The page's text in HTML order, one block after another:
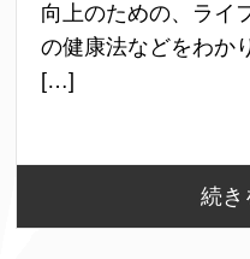
向上のための、ライ
の健康法などをわか
[…]
続